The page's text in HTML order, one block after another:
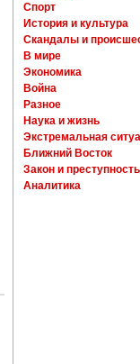
Спорт
История и культура
Скандалы и
В мире
Экономика
Война
Разное
Наука и жизнь
Экстремальная
Ближний Восток
Закон и преступность
Аналитика